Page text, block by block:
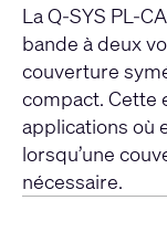
La Q-SYS PL-
bande à deux
couverture
compact. Cette
applications où
lorsqu’une
nécessaire.